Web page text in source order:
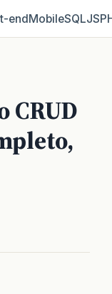
MobileSQLJS
CRUD